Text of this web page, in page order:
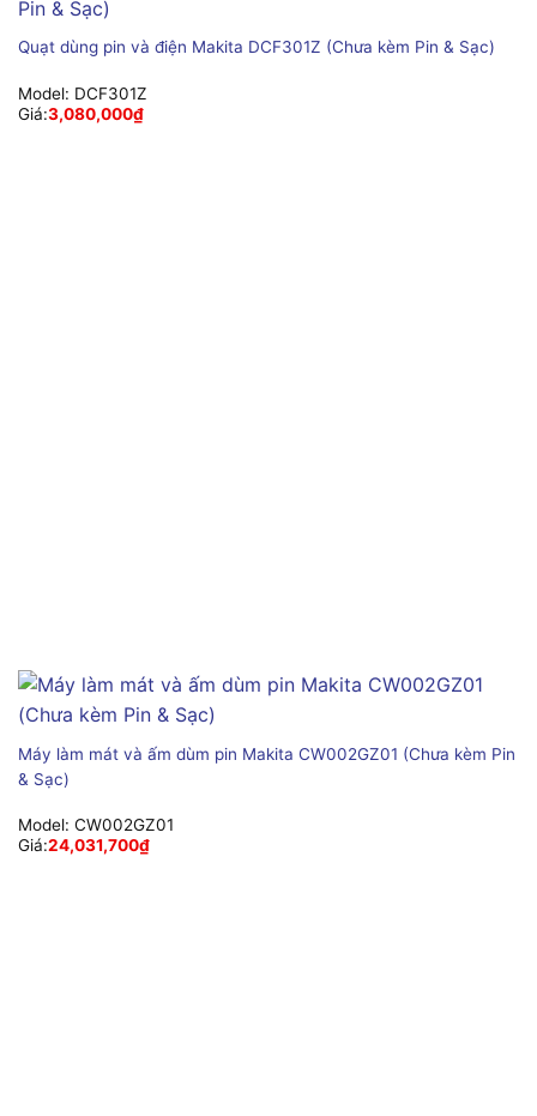
Quạt dùng pin và điện Makita DCF301Z (Chưa kèm Pin & Sạc)
Model: DCF301Z
Giá:3,080,000₫
Máy làm mát và ấm dùm pin Makita CW002GZ01 (Chưa kèm Pin
& Sạc)
Model: CW002GZ01
Giá:24,031,700₫